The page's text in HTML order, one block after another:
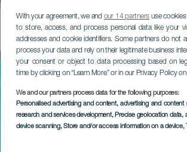
With your agreement, we and our 14 partners use
to store, access, and process personal data like your
addresses and cookie identifiers. Some partners do not
process your data and rely on their legitimate business
your consent or object to data processing based on
time by clicking on “Learn More” or in our Privacy Policy
We and our partners process data for the following purposes:
Personalised advertising and content, advertising and
research and services development, Precise geolocation data,
device scanning, Store and/or access information on a device,